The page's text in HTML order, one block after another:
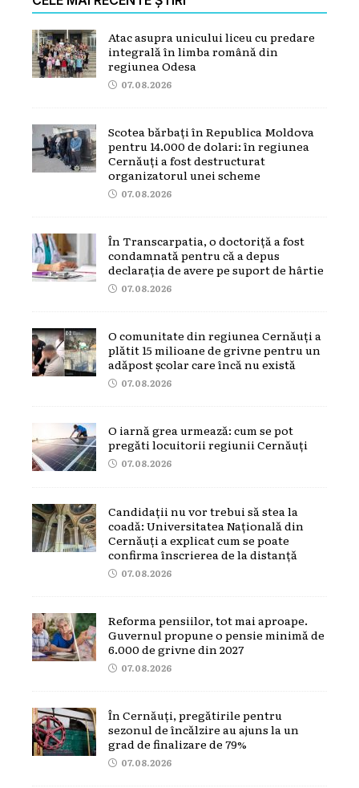
Atac asupra unicului liceu cu predare
integrală în limba română din
regiunea Odesa
07.08.2026
Scotea bărbați în Republica Moldova
pentru 14.000 de dolari: în regiunea
Cernăuți a fost destructurat
organizatorul unei scheme
07.08.2026
În Transcarpatia, o doctoriță a fost
condamnată pentru că a depus
declarația de avere pe suport de hârtie
07.08.2026
O comunitate din regiunea Cernăuți a
plătit 15 milioane de grivne pentru un
adăpost școlar care încă nu există
07.08.2026
O iarnă grea urmează: cum se pot
pregăti locuitorii regiunii Cernăuți
07.08.2026
Candidații nu vor trebui să stea la
coadă: Universitatea Națională din
Cernăuți a explicat cum se poate
confirma înscrierea de la distanță
07.08.2026
Reforma pensiilor, tot mai aproape.
Guvernul propune o pensie minimă de
6.000 de grivne din 2027
07.08.2026
În Cernăuți, pregătirile pentru
sezonul de încălzire au ajuns la un
grad de finalizare de 79%
07.08.2026